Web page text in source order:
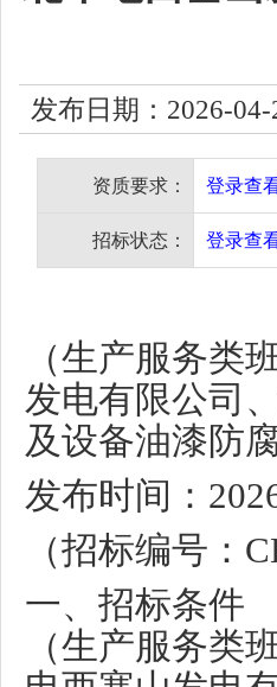
发布日期：2026-
资质要求： 登录查
招标状态： 登录查
（生产服务类
发电有限公司
及设备油漆防
发布时间：
（招标编号：
一、招标条件
（生产服务类